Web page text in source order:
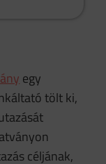
egy
tölt ki,
céljának,